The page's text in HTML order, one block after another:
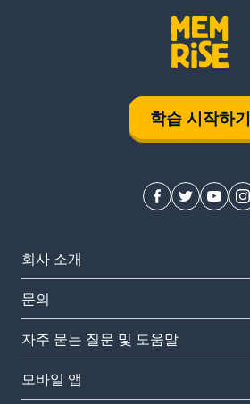
학습 시작하기
회사 소개
문의
자주 묻는 질문 및 도움말
모바일 앱